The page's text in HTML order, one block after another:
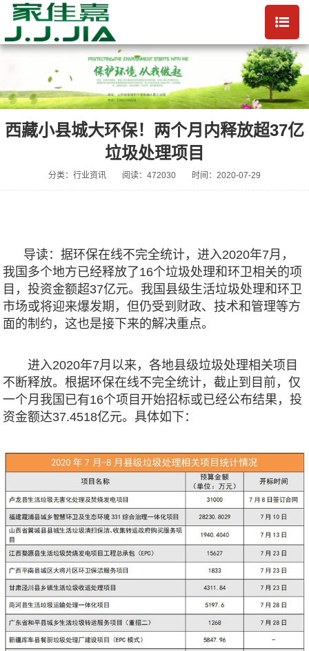
西藏小县城大环保！两个月内释放超37亿
垃圾处理项目
分类：行业资讯 阅读：472030 时间：2020-07-29
导读：据环保在线不完全统计，进入2020年7月，
我国多个地方已经释放了16个垃圾处理和环卫相关的项
目，投资金额超37亿元。我国县级生活垃圾处理和环卫
市场或将迎来爆发期，但仍受到财政、技术和管理等方
面的制约，这也是接下来的解决重点。
进入2020年7月以来，各地县级垃圾处理相关项目
不断释放。根据环保在线不完全统计，截止到目前，仅
一个月我国已有16个项目开始招标或已经公布结果，投
资金额达37.4518亿元。具体如下：